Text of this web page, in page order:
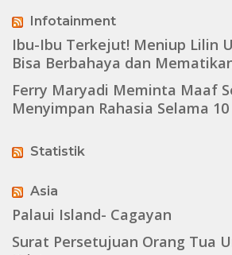
Infotainment
Ibu-Ibu Terkejut! Meniup Lilin
Bisa Berbahaya dan
Ferry Maryadi Meminta Maaf
Menyimpan Rahasia Selama
Statistik
Asia
Palaui Island- Cagayan
Surat Persetujuan Orang Tua